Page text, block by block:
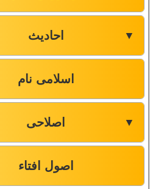
احادیث ▼
اسلامی نام
اصلاحی ▼
اصول افتاء